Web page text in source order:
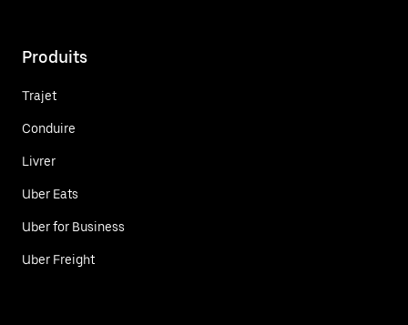
Produits
Trajet
Conduire
Livrer
Uber Eats
Uber for Business
Uber Freight